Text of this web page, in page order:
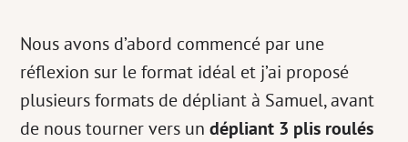
Nous avons d’abord commencé par une
réflexion sur le format idéal et j’ai proposé
plusieurs formats de dépliant à Samuel, avant
de nous tourner vers undépliant 3 plis roulés